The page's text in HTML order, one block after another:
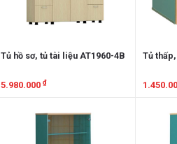
Tủ hồ sơ, tủ tài liệu AT1960-4B
5.980.000 ₫
Tủ thấp,